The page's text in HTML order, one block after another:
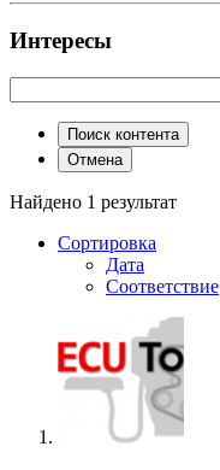
Интересы
Поиск контента
Отмена
Найдено 1 результат
Сортировка
Дата
Соответствие